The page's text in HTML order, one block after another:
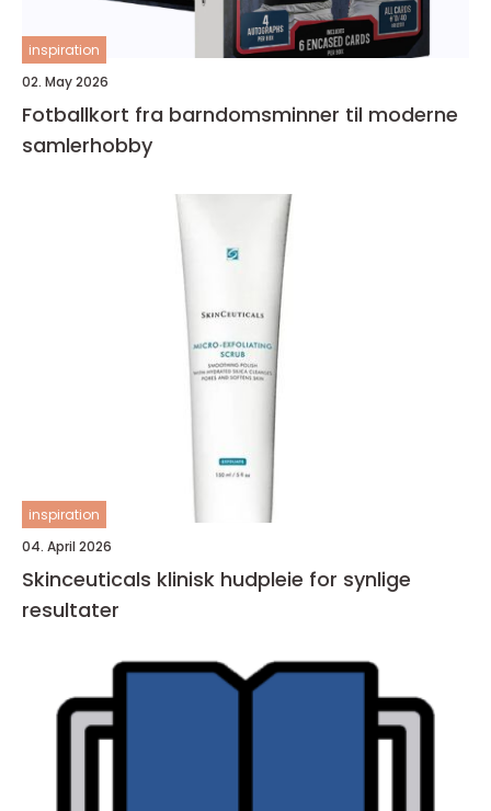
inspiration
02. May 2026
Fotballkort fra barndomsminner til moderne
samlerhobby
inspiration
04. April 2026
Skinceuticals klinisk hudpleie for synlige
resultater